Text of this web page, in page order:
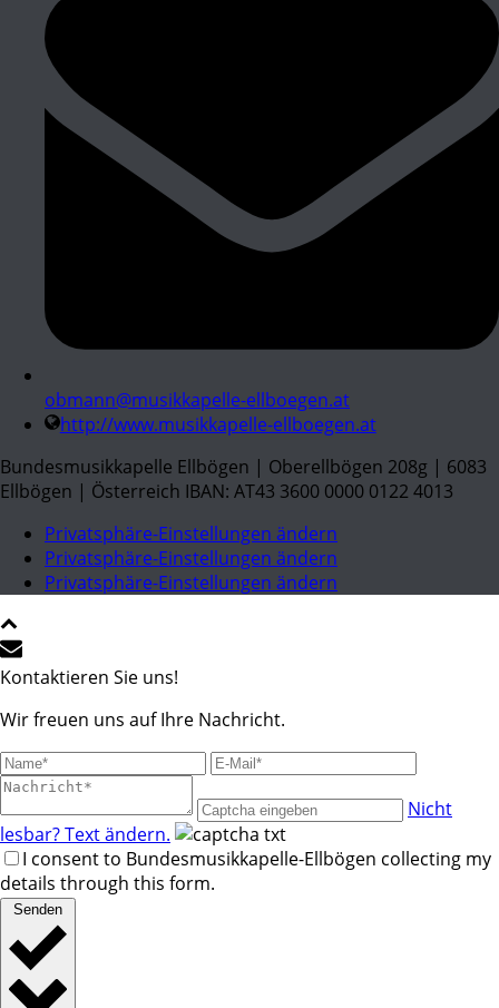
obmann@musikkapelle-ellboegen.at
http://www.musikkapelle-ellboegen.at
Bundesmusikkapelle Ellbögen | Oberellbögen 208g | 6083
Ellbögen | Österreich IBAN: AT43 3600 0000 0122 4013
Privatsphäre-Einstellungen ändern
Privatsphäre-Einstellungen ändern
Privatsphäre-Einstellungen ändern
Kontaktieren Sie uns!
Wir freuen uns auf Ihre Nachricht.
Nicht
lesbar? Text ändern.
I consent to Bundesmusikkapelle-Ellbögen collecting my
details through this form.
Senden